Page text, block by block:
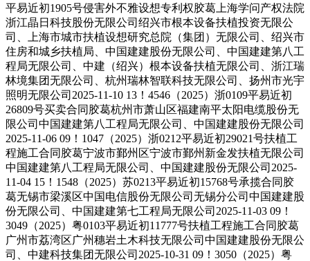
平易近初1905号侵害外不雅设想专利权胶葛上海学问产权法院
浙江晶日科技股份无限公司绍兴市根本设备扶植投资无限公
司、上海市城市扶植设想研究总院（集团）无限公司、绍兴市
住房和城乡扶植局、中国建建股份无限公司、中国建建第八工
程局无限公司、中建（绍兴）根本设备扶植无限公司、浙江瑞
林境集团无限公司、杭州瑞林智联科技无限公司、扬州市光宇
照明无限公司2025-11-10 13！4546（2025）浙0109平易近初
26809号买卖合同胶葛杭州市萧山区福建南平太阳电缆股份无
限公司中国建建第八工程局无限公司、中国建建股份无限公司
2025-11-06 09！1047（2025）浙0212平易近初29021号扶植工
程施工合同胶葛宁波市鄞州区宁波市鄞州新金发扶植无限公司
中国建建第八工程局无限公司、中国建建股份无限公司2025-
11-04 15！1548（2025）苏0213平易近初15768号承揽合同胶
葛无锡市梁溪区中国电信股份无限公司无锡分公司中国建建股
份无限公司、中国建建第七工程局无限公司2025-11-03 09！
3049（2025）粤0103平易近初11777号扶植工程施工合同胶葛
广州市荔湾区广州穗岩土木科技无限公司中国建建股份无限公
司、中建科技集团无限公司2025-10-31 09！3050（2025）粤